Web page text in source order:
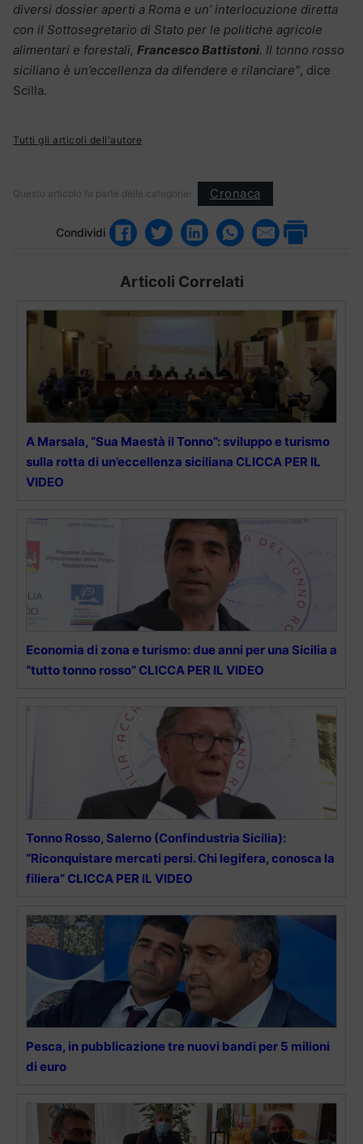
diversi dossier aperti a Roma e un’ interlocuzione diretta
con il Sottosegretario di Stato per le politiche agricole
alimentari e forestali, Francesco Battistoni. Il tonno rosso
siciliano è un’eccellenza da difendere e rilanciare”, dice
Scilla.
Tutti gli articoli dell'autore
Questo articolo fa parte delle categorie: Cronaca
Condividi
Articoli Correlati
A Marsala, “Sua Maestà il Tonno”: sviluppo e turismo
sulla rotta di un’eccellenza siciliana CLICCA PER IL
VIDEO
Economia di zona e turismo: due anni per una Sicilia a
“tutto tonno rosso” CLICCA PER IL VIDEO
Tonno Rosso, Salerno (Confindustria Sicilia):
“Riconquistare mercati persi. Chi legifera, conosca la
filiera” CLICCA PER IL VIDEO
Pesca, in pubblicazione tre nuovi bandi per 5 milioni
di euro